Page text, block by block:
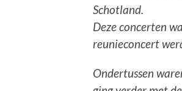
Schotland.
Deze concerten
reunieconcert
Ondertussen